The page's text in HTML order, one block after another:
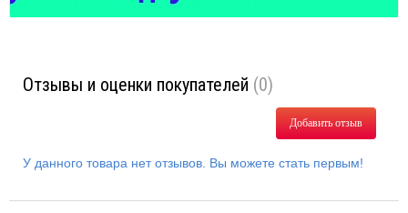
Отзывы и оценки покупателей (0)
Добавить отзыв
У данного товара нет отзывов. Вы можете стать первым!